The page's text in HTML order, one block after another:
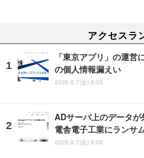
アクセスラ
「東京アプリ」の運営
の個人情報漏えい
2026.8.7(金) 8:05
ADサーバ上のデータ
電舎電子工業にランサ
2026.8.7(金) 8:05